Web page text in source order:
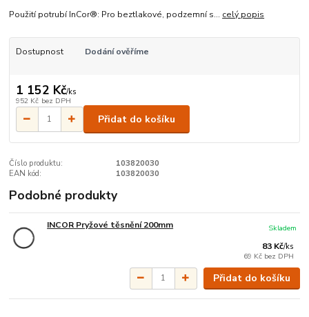
Použití potrubí InCor®: Pro beztlakové, podzemní s... celý popis
Dostupnost Dodání ověříme
1 152 Kč/ks
952 Kč bez DPH
Přidat do košíku
Číslo produktu:
103820030
EAN kód:
103820030
Podobné produkty
INCOR Pryžové těsnění 200mm
83 Kč/ks
69 Kč bez DPH
Skladem
Přidat do košíku